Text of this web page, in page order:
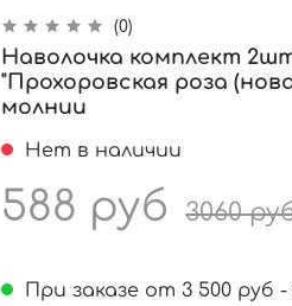
(0)
Наволочка комплект
"Прохоровская роза
молнии
Нет в наличии
588 руб 3060
При заказе от 3 500 руб